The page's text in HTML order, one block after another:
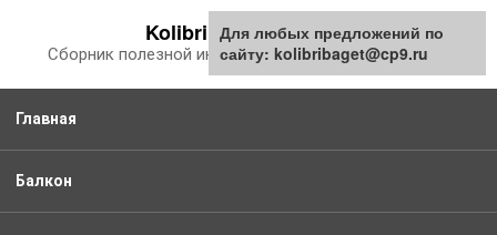
контенту
Kolibribaget.ru
Сборник полезной информации про балкон
Главная
Балкон
Для любых предложений по
сайту: kolibribaget@cp9.ru